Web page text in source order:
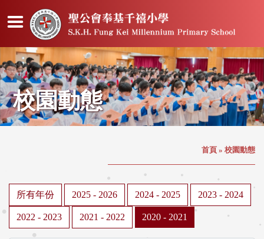
校園動態
首頁 » 校園動態
所有年份 2025 - 2026 2024 - 2025 2023 - 2024
2022 - 2023 2021 - 2022 2020 - 2021